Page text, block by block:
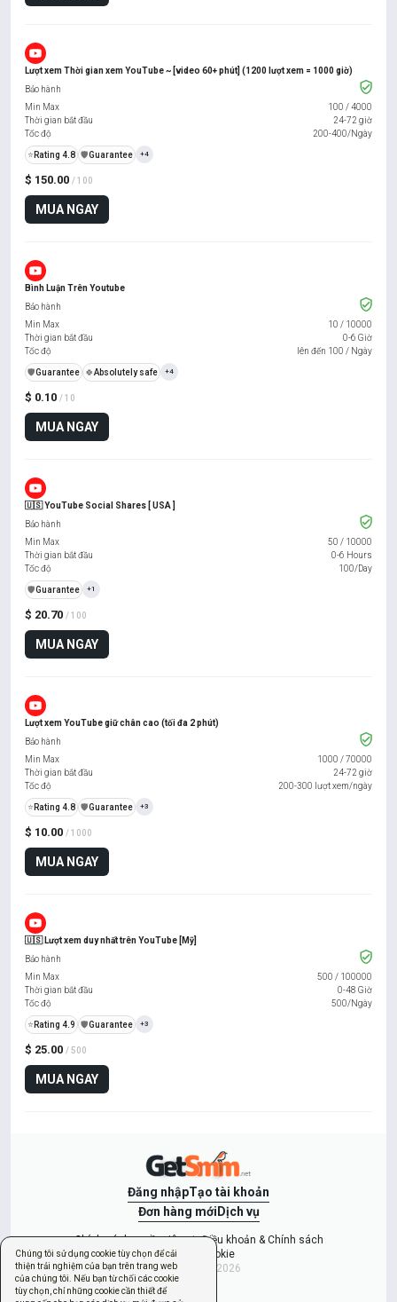
Chúng tôi sử dụng cookie tùy chọn để cải
thiện trải nghiệm của bạn trên trang web
của chúng tôi. Nếu bạn từ chối các cookie
tùy chọn, chỉ những cookie cần thiết để
Lượt xem Thời gian xem YouTube ~ [video 60+ phút] (1200 lượt xem = 1000 giờ)
$ 150.00 / 100
MUA NGAY
Bảo hành
Min Max
100 /4000
Thời gian bắt đầu
24-72 giờ
Tốc độ
200-400/Ngày
⭐ Rating 4.8 ️🛡️Guarantee +4
Bình Luận Trên Youtube
$ 0.10 / 10
MUA NGAY
Bảo hành
Min Max
10 / 10000
Thời gian bắt đầu
0-6 Giờ
Tốc độ
lên đến 100 / Ngày
️🛡️Guarantee 🍀Absolutely safe +4
🇺🇸 YouTube Social Shares [ USA ]
$ 20.70 / 100
MUA NGAY
Bảo hành
Min Max
50 / 10000
Thời gian bắt đầu
0-6 Hours
Tốc độ
100/Day
️🛡️Guarantee +1
Lượt xem YouTube giữ chân cao (tối đa 2 phút)
$ 10.00 / 1000
MUA NGAY
Bảo hành
Min Max
1000 /70000
Thời gian bắt đầu
24-72 giờ
Tốc độ
200-300 lượt xem/ngày
⭐ Rating 4.8 ️🛡️Guarantee +3
🇺🇸 Lượt xem duy nhất trên YouTube [Mỹ]
$ 25.00 / 500
MUA NGAY
Bảo hành
Min Max
500 / 100000
Thời gian bắt đầu
0-48 Giờ
Tốc độ
500/Ngày
⭐ Rating 4.9 ️🛡️Guarantee +3
Đăng nhậpTạo tài khoản
Đơn hàng mới Dịch vụ
Chính sách quyền riêng tưĐiều khoản & Chính sách
Quản lý cookie
Copyright © 2026